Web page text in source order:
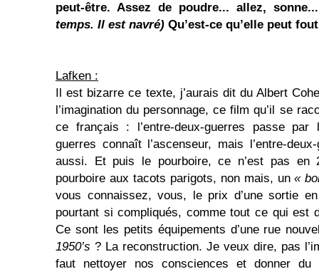
peut-être. Assez de poudre... allez,
temps. Il est navré) Qu’est-ce qu’elle peut
Lafken :
Il est bizarre ce texte, j’aurais dit du Albert
l’imagination du personnage, ce film qu’il se
ce français : l’entre-deux-guerres passe par
guerres connaît l’ascenseur, mais l’entre-
aussi. Et puis le pourboire, ce n’est pas en
pourboire aux tacots parigots, non mais, un«
vous connaissez, vous, le prix d’une sortie
pourtant si compliqués, comme tout ce qui est
Ce sont les petits équipements d’une rue
1950’s ? La reconstruction. Je veux dire, pas
faut nettoyer nos consciences et donner